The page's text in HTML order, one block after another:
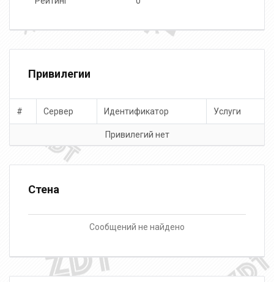
Привилегии
# Сервер Идентификатор Услуги
Привилегий нет
Стена
Сообщений не найдено